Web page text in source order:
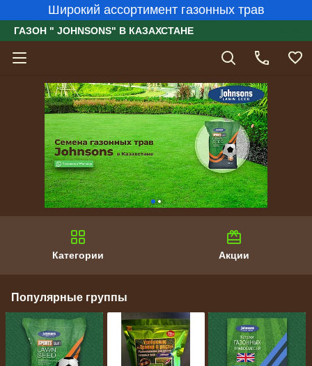
Широкий ассортимент газонных трав
ГАЗОН " JOHNSONS" В КАЗАХСТАНЕ
Категории Акции
Популярные группы